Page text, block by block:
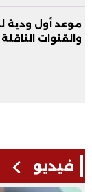
موعد أول ودية
والقنوات الناقلة
فيديو